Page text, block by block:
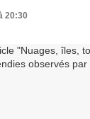
20:30